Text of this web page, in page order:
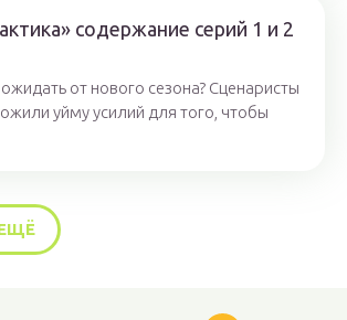
содержание серий 1 и 2
от нового сезона? Сценаристы
уйму усилий для того, чтобы